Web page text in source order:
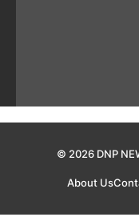
© 2026 DNP
About Us